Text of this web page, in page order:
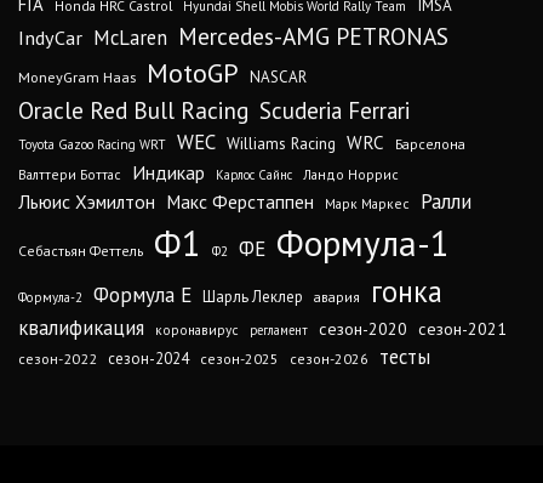
Honda HRC Castrol Hyundai Shell Mobis World Rally Team IMSA
IndyCar McLaren Mercedes-AMG PETRONAS
MoneyGram Haas MotoGP NASCAR
Oracle Red Bull Racing Scuderia Ferrari
Toyota Gazoo Racing WRT WEC Williams Racing WRC
Барселона
Валттери Боттас
Индикар Карлос Сайнс Ландо Норрис
Льюис Хэмилтон Макс Ферстаппен Марк Маркес Ралли
Себастьян Феттель Ф1 Ф2 ФЕ Формула-1
Формула-2 Формула Е Шарль Леклер авария гонка
квалификация коронавирус регламент сезон-2020 сезон-2021
сезон-2022 сезон-2024 сезон-2025 сезон-2026 тесты